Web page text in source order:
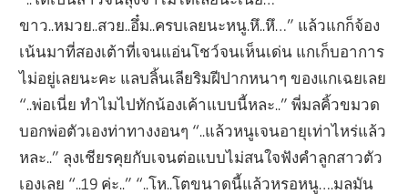
ขาว..หมวย..สวย..อึ๋ม..ครบเลยนะหนู.หึ..หึ…” แล้วแกก็จ้อง
เน้นมาที่สองเต้าที่เจนแอ่นโชว์จนเห็นเด่น แกเก็บอาการ
ไม่อยู่เลยนะคะ แลบลิ้นเลียริมฝีปากหนาๆ ของแกเฉยเลย
“..พ่อเนี่ย ทำไมไปทักน้องเค้าแบบนี้หละ..” พี่มลคิ้วขมวด
บอกพ่อตัวเองท่าทางงอนๆ “..แล้วหนูเจนอายุเท่าไหร่แล้ว
หละ..” ลุงเชียรคุยกับเจนต่อแบบไม่สนใจฟังคำลูกสาวตัว
เองเลย “..19 ค่ะ..” “..โห..โตขนาดนี้แล้วหรอหนู….มลมัน